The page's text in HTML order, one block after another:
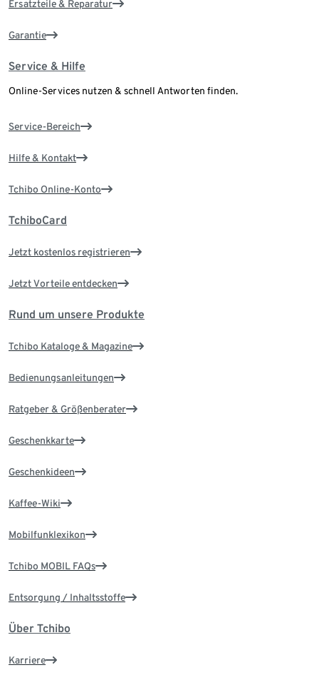
Ersatzteile & Reparatur
Garantie
Service & Hilfe
Online-Services nutzen & schnell Antworten finden.
Service-Bereich
Hilfe & Kontakt
Tchibo Online-Konto
TchiboCard
Jetzt kostenlos registrieren
Jetzt Vorteile entdecken
Rund um unsere Produkte
Tchibo Kataloge & Magazine
Bedienungsanleitungen
Ratgeber & Größenberater
Geschenkkarte
Geschenkideen
Kaffee-Wiki
Mobilfunklexikon
Tchibo MOBIL FAQs
Entsorgung / Inhaltsstoffe
Über Tchibo
Karriere